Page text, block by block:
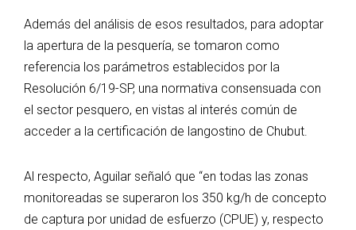
Además del análisis de esos resultados, para adoptar
la apertura de la pesquería, se tomaron como
referencia los parámetros establecidos por la
Resolución 6/19-SP, una normativa consensuada con
el sector pesquero, en vistas al interés común de
acceder a la certificación de langostino de Chubut.
Al respecto, Aguilar señaló que “en todas las zonas
monitoreadas se superaron los 350 kg/h de concepto
de captura por unidad de esfuerzo (CPUE) y, respecto